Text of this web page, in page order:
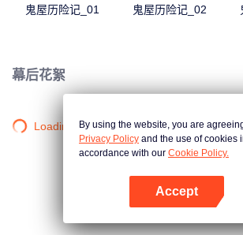
鬼屋历险记_01 鬼屋历险记_02
幕后花絮
Loading…By using the website, you are
Privacy Policy and the use of cookies
accordance with our Cookie Policy.
Accept